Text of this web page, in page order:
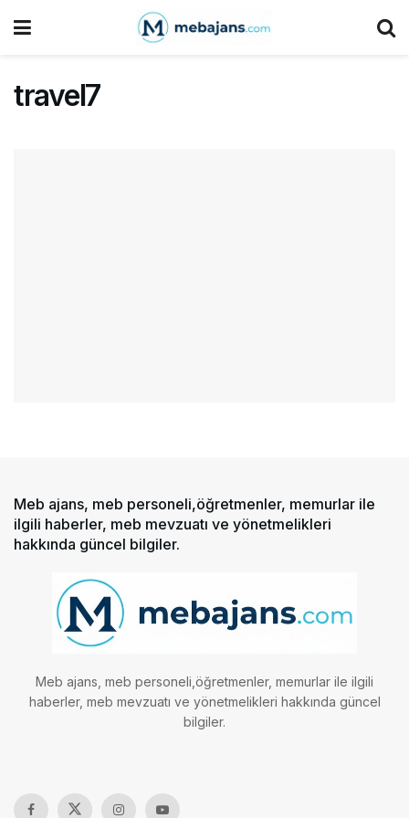
travel7
Meb ajans, meb personeli,öğretmenler, memurlar ile
ilgili haberler, meb mevzuatı ve yönetmelikleri
hakkında güncel bilgiler.
Meb ajans, meb personeli,öğretmenler, memurlar ile ilgili
haberler, meb mevzuatı ve yönetmelikleri hakkında güncel
bilgiler.